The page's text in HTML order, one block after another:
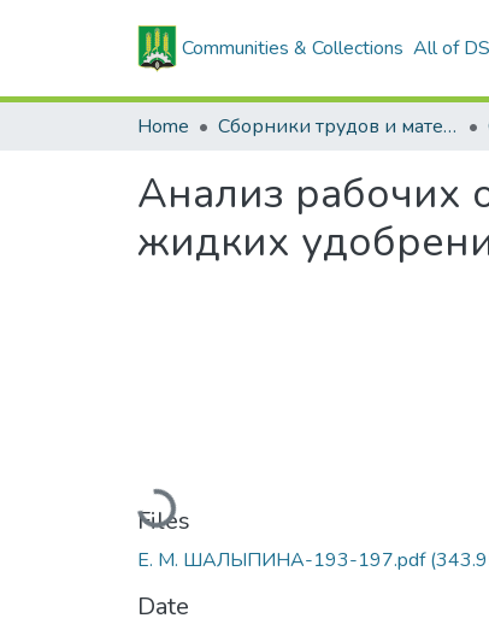
Communities & Collections All of
Home Сборники трудов и материалов конференций
Анализ рабочих
жидких
Loading...
Files
Е. М. ШАЛЫПИНА-193-197.pdf
Date